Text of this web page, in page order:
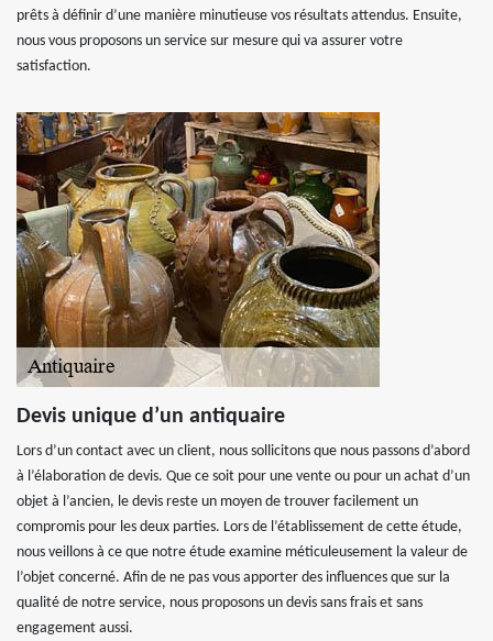
prêts à définir d’une manière minutieuse vos résultats attendus. Ensuite,
nous vous proposons un service sur mesure qui va assurer votre
satisfaction.
Devis unique d’un antiquaire
Lors d’un contact avec un client, nous sollicitons que nous passons d’abord
à l’élaboration de devis. Que ce soit pour une vente ou pour un achat d’un
objet à l’ancien, le devis reste un moyen de trouver facilement un
compromis pour les deux parties. Lors de l’établissement de cette étude,
nous veillons à ce que notre étude examine méticuleusement la valeur de
l’objet concerné. Afin de ne pas vous apporter des influences que sur la
qualité de notre service, nous proposons un devis sans frais et sans
engagement aussi.